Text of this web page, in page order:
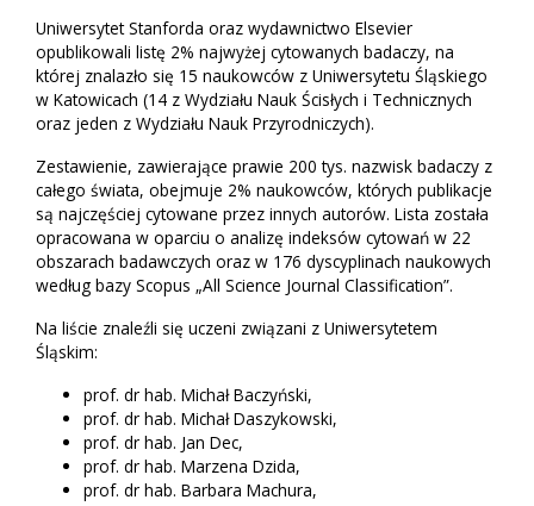
Uniwersytet Stanforda oraz wydawnictwo Elsevier
opublikowali listę 2% najwyżej cytowanych badaczy, na
której znalazło się 15 naukowców z Uniwersytetu Śląskiego
w Katowicach (14 z Wydziału Nauk Ścisłych i Technicznych
oraz jeden z Wydziału Nauk Przyrodniczych).
Zestawienie, zawierające prawie 200 tys. nazwisk badaczy z
całego świata, obejmuje 2% naukowców, których publikacje
są najczęściej cytowane przez innych autorów. Lista została
opracowana w oparciu o analizę indeksów cytowań w 22
obszarach badawczych oraz w 176 dyscyplinach naukowych
według bazy Scopus „All Science Journal Classification”.
Na liście znaleźli się uczeni związani z Uniwersytetem
Śląskim:
prof. dr hab. Michał Baczyński,
prof. dr hab. Michał Daszykowski,
prof. dr hab. Jan Dec,
prof. dr hab. Marzena Dzida,
prof. dr hab. Barbara Machura,